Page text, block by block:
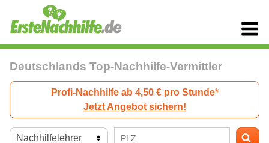
Deutschlands Top-Nachhilfe-Vermittler
Profi-Nachhilfe ab 4,50 € pro Stunde*
Jetzt Angebot sichern!